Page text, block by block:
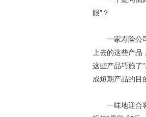
眼”？
一家寿险公司
上去的这些产
这些产品巧施了
成短期产品的目
一味地迎合客